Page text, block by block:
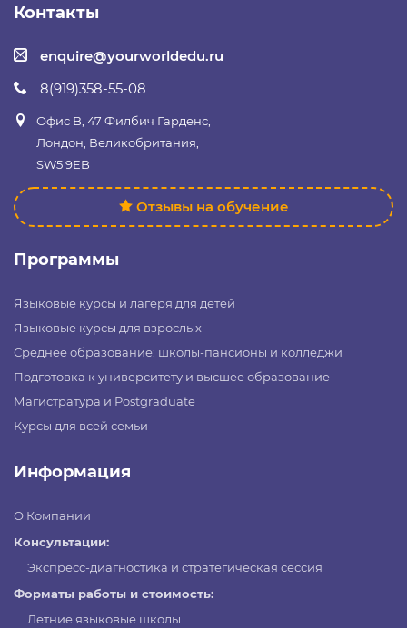
Контакты
enquire@yourworldedu.ru
8(919)358-55-08
Офис B, 47 Филбич Гарденс,
Лондон, Великобритания,
SW5 9EB
Отзывы на обучение
Программы
Языковые курсы и лагеря для детей
Языковые курсы для взрослых
Среднее образование: школы-пансионы и колледжи
Подготовка к университету и высшее образование
Магистратура и Postgraduate
Курсы для всей семьи
Информация
О Компании
Консультации:
Экспресс-диагностика и стратегическая сессия
Форматы работы и стоимость:
Летние языковые школы